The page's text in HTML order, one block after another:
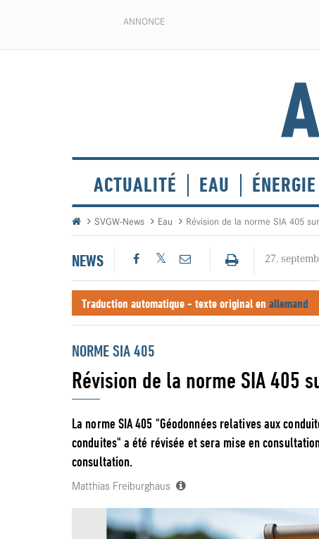
ANNONCE
ACTUALITÉ EAU ÉNERGIE
SVGW-News Eau Révision de la norme SIA 405
NEWS 27.
Traduction automatique - texte original en allemand
NORME SIA 405
Révision de la norme SIA 405
La norme SIA 405 "Géodonnées relatives aux
conduites" a été révisée et sera mise en
consultation.
Matthias Freiburghaus